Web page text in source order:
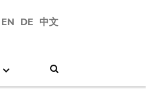
EN DE 中文